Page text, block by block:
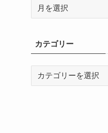
イ
ブ
カテゴリー